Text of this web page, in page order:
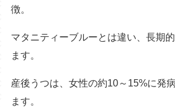
徴。
マタニティーブルーとは違い、長期
ます。
産後うつは、女性の約10～15%に発
ます。